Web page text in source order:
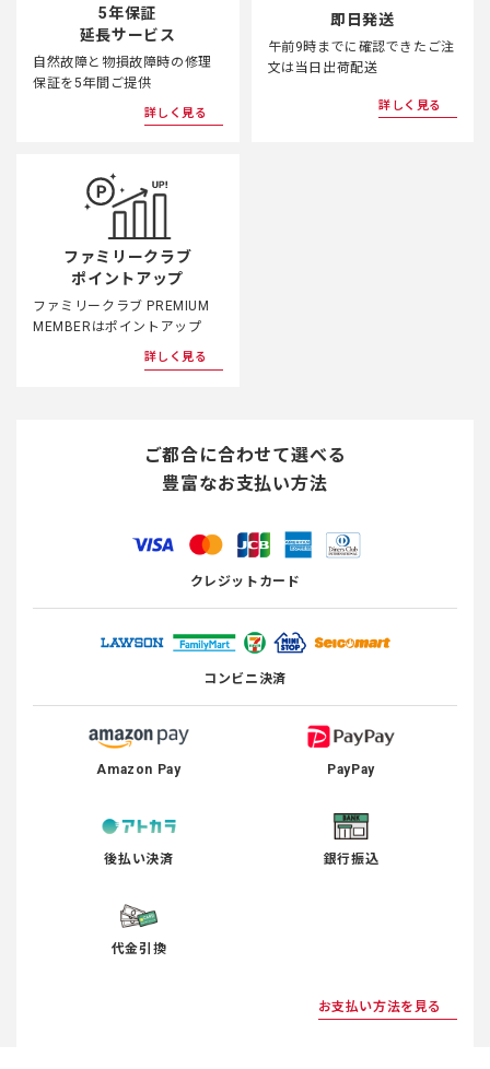
5年保証
延長サービス
自然故障と物損故障時の修理
保証を5年間ご提供
詳しく見る
即日発送
午前9時までに確認できたご注
文は当日出荷配送
詳しく見る
ファミリークラブ
ポイントアップ
ファミリークラブ PREMIUM
MEMBERはポイントアップ
詳しく見る
ご都合に合わせて選べる
豊富なお支払い方法
クレジットカード
コンビニ決済
Amazon Pay PayPay
後払い決済 銀行振込
代金引換
お支払い方法を見る